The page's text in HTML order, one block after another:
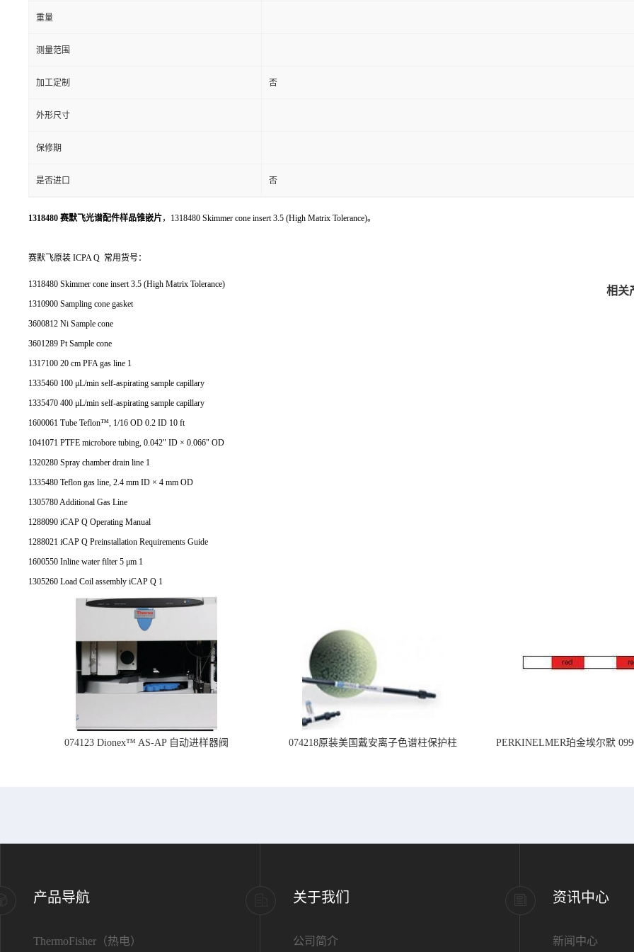
重量
测量范围
加工定制 否
外形尺寸
保修期
是否进口 否
1318480 赛默飞光谱配件样品锥嵌片，1318480 Skimmer cone insert 3.5 (High Matrix Tolerance)。
赛默飞原装 ICPA Q 常用货号：
1318480 Skimmer cone insert 3.5 (High Matrix Tolerance)
1310900 Sampling cone gasket
3600812 Ni Sample cone
3601289 Pt Sample cone
1317100 20 cm PFA gas line 1
1335460 100 μL/min self-aspirating sample capillary
1335470 400 μL/min self-aspirating sample capillary
1600061 Tube Teflon™, 1/16 OD 0.2 ID 10 ft
1041071 PTFE microbore tubing, 0.042" ID × 0.066" OD
1320280 Spray chamber drain line 1
1335480 Teflon gas line, 2.4 mm ID × 4 mm OD
1305780 Additional Gas Line
1288090 iCAP Q Operating Manual
1288021 iCAP Q Preinstallation Requirements Guide
1600550 Inline water filter 5 μm 1
1305260 Load Coil assembly iCAP Q 1
相关
074123 Dionex™ AS-AP 自动进样器阀 074218原装美国戴安离子色谱柱保护柱
PERKINELMER珀金埃尔默
产品导航
ThermoFisher（热电）
关于我们
公司简介
资讯中心
新闻中心